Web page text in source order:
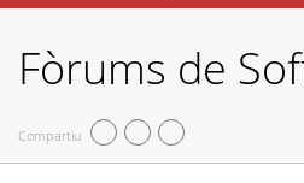
Fòrums de
Compartiu